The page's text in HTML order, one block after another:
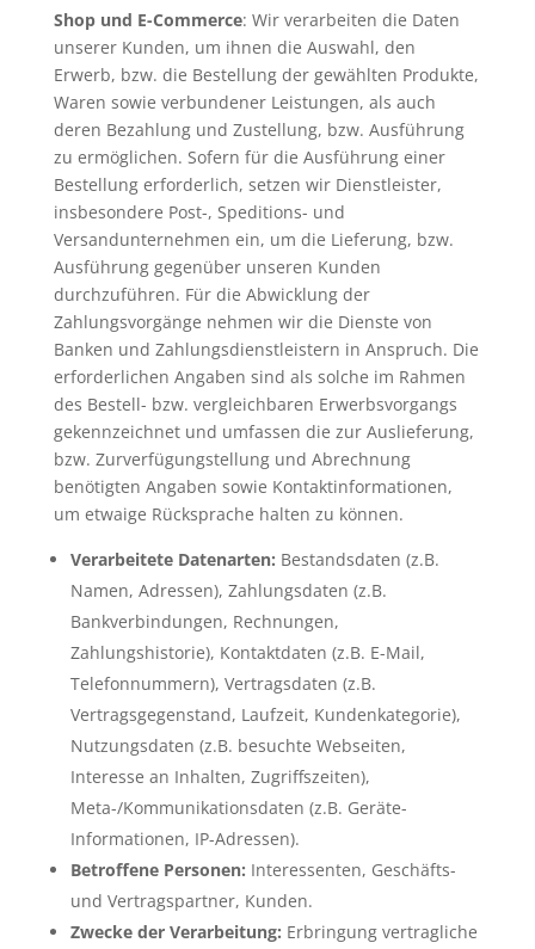
Shop und E-Commerce: Wir verarbeiten die Daten
unserer Kunden, um ihnen die Auswahl, den
Erwerb, bzw. die Bestellung der gewählten Produkte,
Waren sowie verbundener Leistungen, als auch
deren Bezahlung und Zustellung, bzw. Ausführung
zu ermöglichen. Sofern für die Ausführung einer
Bestellung erforderlich, setzen wir Dienstleister,
insbesondere Post-, Speditions- und
Versandunternehmen ein, um die Lieferung, bzw.
Ausführung gegenüber unseren Kunden
durchzuführen. Für die Abwicklung der
Zahlungsvorgänge nehmen wir die Dienste von
Banken und Zahlungsdienstleistern in Anspruch. Die
erforderlichen Angaben sind als solche im Rahmen
des Bestell- bzw. vergleichbaren Erwerbsvorgangs
gekennzeichnet und umfassen die zur Auslieferung,
bzw. Zurverfügungstellung und Abrechnung
benötigten Angaben sowie Kontaktinformationen,
um etwaige Rücksprache halten zu können.
Verarbeitete Datenarten: Bestandsdaten (z.B.
Namen, Adressen), Zahlungsdaten (z.B.
Bankverbindungen, Rechnungen,
Zahlungshistorie), Kontaktdaten (z.B. E-Mail,
Telefonnummern), Vertragsdaten (z.B.
Vertragsgegenstand, Laufzeit, Kundenkategorie),
Nutzungsdaten (z.B. besuchte Webseiten,
Interesse an Inhalten, Zugriffszeiten),
Meta-/Kommunikationsdaten (z.B. Geräte-
Informationen, IP-Adressen).
Betroffene Personen: Interessenten, Geschäfts-
und Vertragspartner, Kunden.
Zwecke der Verarbeitung: Erbringung vertragliche